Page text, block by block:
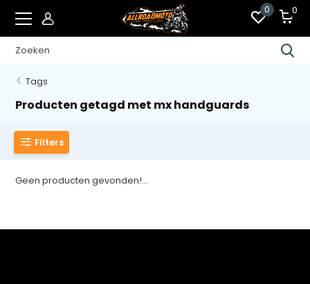
0 0
Tags
Producten getagd met mx handguards
Filters
Geen producten gevonden!...